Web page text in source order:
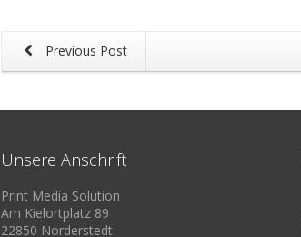
Previous Post
Unsere Anschrift
Print Media Solution
Am Kielortplatz 89
22850 Norderstedt